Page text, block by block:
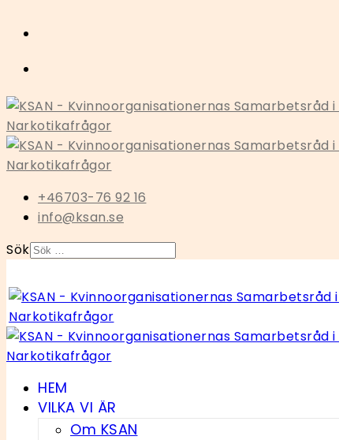
+46703-76 92 16
info@ksan.se
Sök
HEM
VILKA VI ÄR
Om KSAN